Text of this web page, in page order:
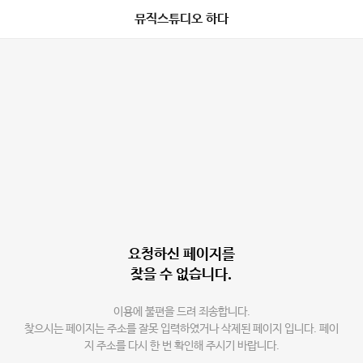
뮤직스튜디오 하다
요청하신 페이지를
찾을 수 없습니다.
이용에 불편을 드려 죄송합니다.
찾으시는 페이지는 주소를 잘못 입력하였거나 삭제된 페이지 입니다. 페이
지 주소를 다시 한 번 확인해 주시기 바랍니다.